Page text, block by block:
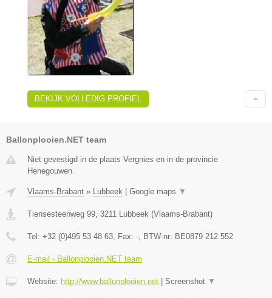
BEKIJK VOLLEDIG PROFIEL
Ballonplooien.NET team
Niet gevestigd in de plaats Vergnies en in de provincie
Henegouwen.
Vlaams-Brabant » Lubbeek Google maps ▼
Tiensesteenweg 99, 3211 Lubbeek (Vlaams-Brabant)
Tel: +32 (0)495 53 48 63, Fax: -, BTW-nr: BE0879 212 552
E-mail › Ballonplooien.NET team
Website: http://www.ballonplooien.net Screenshot ▼